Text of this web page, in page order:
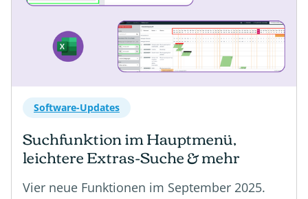
Software-Updates
Suchfunktion im Hauptmenü,
leichtere Extras-Suche & mehr
Vier neue Funktionen im September 2025.